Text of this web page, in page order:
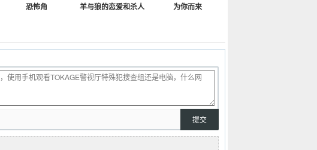
恐怖角 羊与狼的恋爱和杀人 为你而来